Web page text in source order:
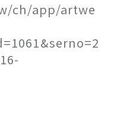
ch/app/artwe